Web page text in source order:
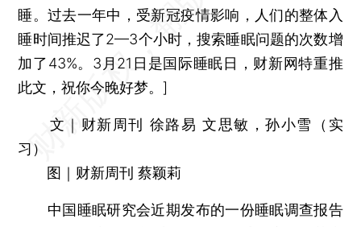
睡。过去一年中，受新冠疫情影响，人们的整体入
睡时间推迟了2—3个小时，搜索睡眠问题的次数增
加了43%。3月21日是国际睡眠日，财新网特重推
此文，祝你今晚好梦。]
文｜财新周刊 徐路易 文思敏，孙小雪（实
习）
图｜财新周刊 蔡颖莉
中国睡眠研究会近期发布的一份睡眠调查报告